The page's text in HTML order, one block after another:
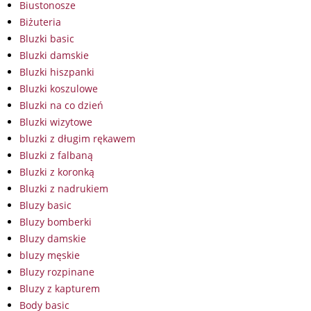
Biustonosze
Biżuteria
Bluzki basic
Bluzki damskie
Bluzki hiszpanki
Bluzki koszulowe
Bluzki na co dzień
Bluzki wizytowe
bluzki z długim rękawem
Bluzki z falbaną
Bluzki z koronką
Bluzki z nadrukiem
Bluzy basic
Bluzy bomberki
Bluzy damskie
bluzy męskie
Bluzy rozpinane
Bluzy z kapturem
Body basic